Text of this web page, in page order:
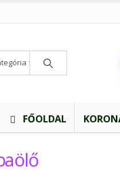
FŐOLDAL